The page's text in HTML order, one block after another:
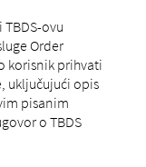
ovu
Order
korisnik prihvati
uključujući opis
pisanim
o TBDS